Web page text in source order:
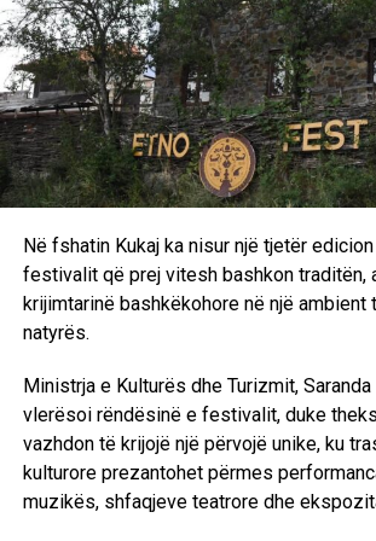
atëkohë”, ka thënë ajo. Ka shpjeguar se
shkonte në një koncert, të gjithë
pyetur si kishte qenë. Ka rrëfyer se vetë
kurrë në një koncert para luftës.
“Për mua ishte shumë e rëndësishme të
kemi kaluar, mënyrën se si njerëzit
realitetin e tyre. Doja t’ia tregoja dhe t’ia
Por gjithashtu sepse mendoj se kjo histori
shumë adoleshentë sot që ende jetojnë
fatkeqësisht”, ka deklaruar regjisorja për
Filmi zhvillohet në periudhën e luftës së
zgjati nga viti 1998 deri në vitin 1999, kur
atëhershëm serb Slobodan Milosheviq ia
statusin e vetëqeverisjes. Gjatë kësaj
e Kosovës u përballën me shtypje të
Në fshatin Kukaj ka nisur një tjetër
festivalit që prej vitesh bashkon traditën,
krijimtarinë bashkëkohore në një ambient
natyrës.
Ministrja e Kulturës dhe Turizmit,
vlerësoi rëndësinë e festivalit, duke
vazhdon të krijojë një përvojë unike, ku
kulturore prezantohet përmes
muzikës, shfaqjeve teatrore dhe